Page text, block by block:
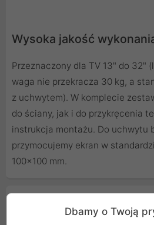
Wysoka jakość
Przeznaczony dla TV 13" do 32"
waga nie przekracza 30 kg, a
z uchwytem). W komplecie
do ściany, jak i do przykręcenia
instrukcja montażu. Do uchwytu
przymocujemy ekran w
100x100 mm.
Dbamy o Twoją